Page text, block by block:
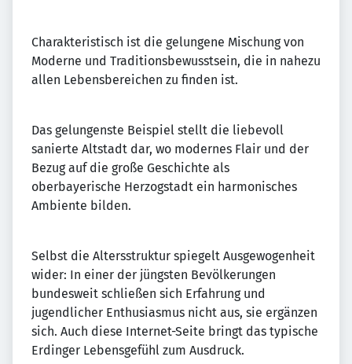
Charakteristisch ist die gelungene Mischung von
Moderne und Traditionsbewusstsein, die in nahezu
allen Lebensbereichen zu finden ist.
Das gelungenste Beispiel stellt die liebevoll
sanierte Altstadt dar, wo modernes Flair und der
Bezug auf die große Geschichte als
oberbayerische Herzogstadt ein harmonisches
Ambiente bilden.
Selbst die Altersstruktur spiegelt Ausgewogenheit
wider: In einer der jüngsten Bevölkerungen
bundesweit schließen sich Erfahrung und
jugendlicher Enthusiasmus nicht aus, sie ergänzen
sich. Auch diese Internet-Seite bringt das typische
Erdinger Lebensgefühl zum Ausdruck.